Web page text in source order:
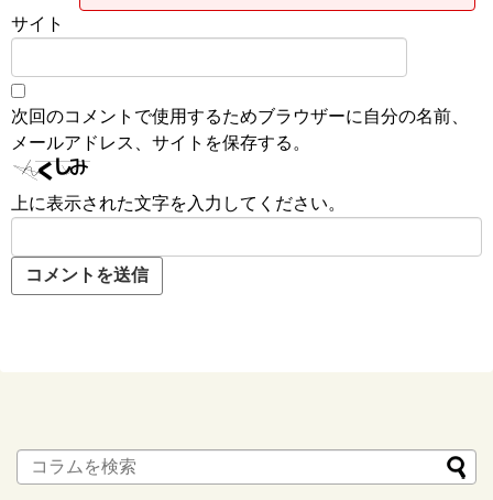
サイト
次回のコメントで使用するためブラウザーに自分の名前、
メールアドレス、サイトを保存する。
上に表示された文字を入力してください。